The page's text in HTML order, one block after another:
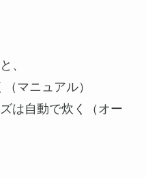
、
マニュアル）
は自動で炊く（オー